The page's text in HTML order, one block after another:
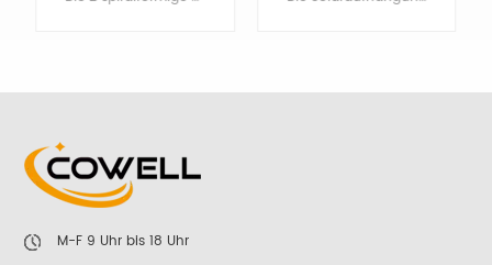
ERFAHREN SIE
M-F 9 Uhr bis 18 Uhr